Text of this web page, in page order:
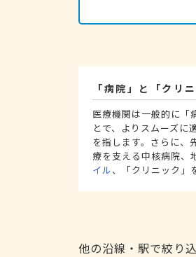
「病院」と「クリ
医療機関は一般的に「
とで、よりスムーズ
を指します。さらに、
療を支える中核病院、
イル、「クリニック」
他の沿線・駅で絞り